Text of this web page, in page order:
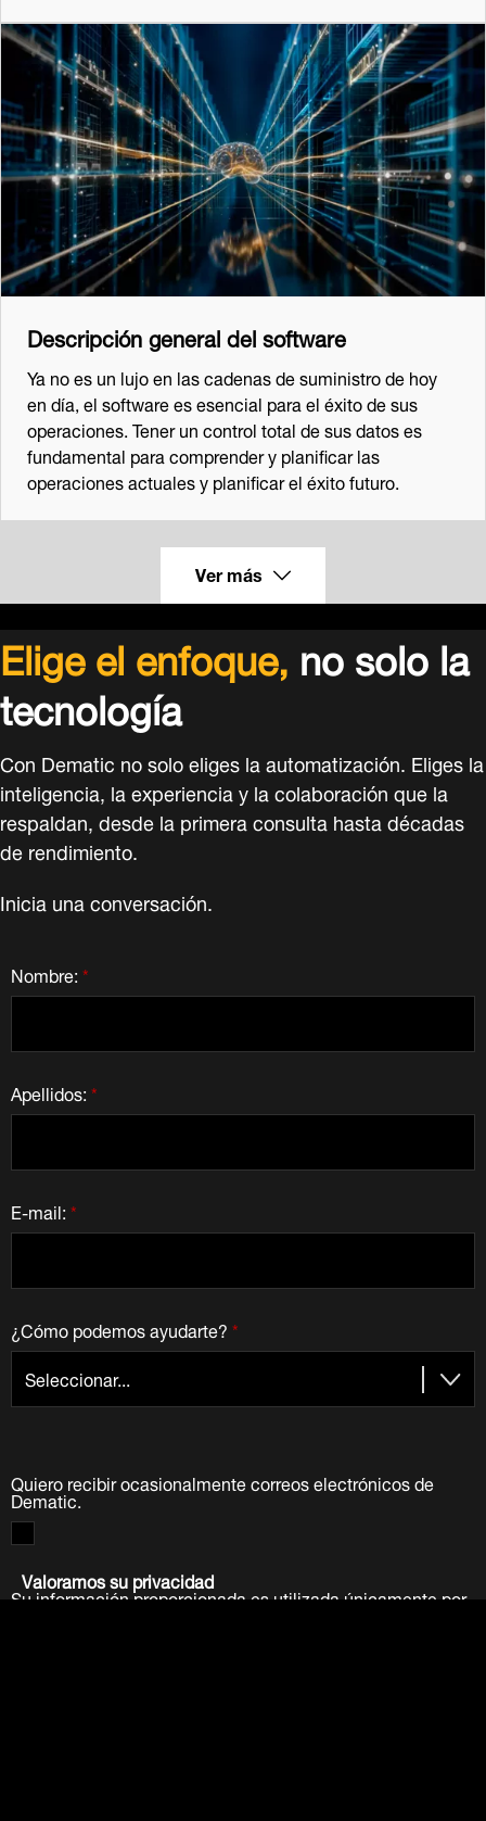
Descripción general del software
Ya no es un lujo en las cadenas de suministro de hoy
en día, el software es esencial para el éxito de sus
operaciones. Tener un control total de sus datos es
fundamental para comprender y planificar las
operaciones actuales y planificar el éxito futuro.
Ver más
Elige el enfoque,no solo la
tecnología
Con Dematic no solo eliges la automatización. Eliges la
inteligencia, la experiencia y la colaboración que la
respaldan, desde la primera consulta hasta décadas
de rendimiento.
Inicia una conversación.
*
Nombre:
*
Apellidos:
*
E-mail:
*
¿Cómo podemos ayudarte?
Quiero recibir ocasionalmente correos electrónicos de
Dematic.
Valoramos su privacidad
Su información proporcionada es utilizada únicamente por